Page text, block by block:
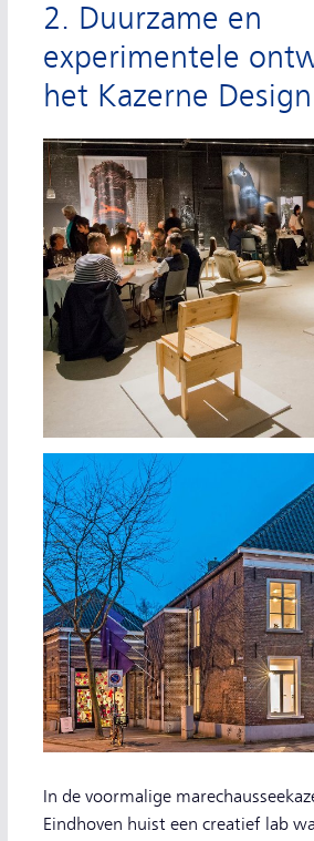
2. Duurzame en
experimentele
het Kazerne
In de voormalige
Eindhoven huist een creatief lab